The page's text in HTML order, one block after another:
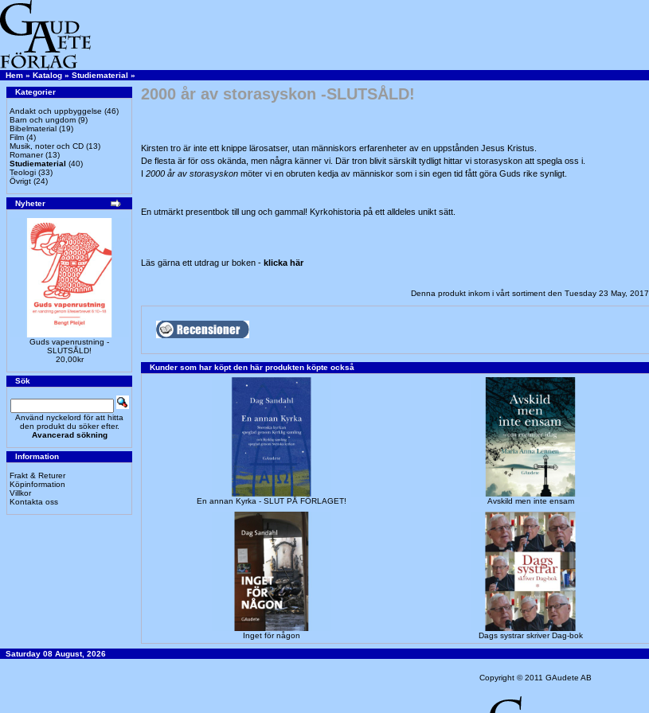
Hem » Katalog » Studiematerial »
Kategorier
Andakt och uppbyggelse (46)
Barn och ungdom (9)
Bibelmaterial (19)
Film (4)
Musik, noter och CD (13)
Romaner(13)
Studiematerial (40)
Teologi (33)
Övrigt (24)
Nyheter
Guds vapenrustning -
SLUTSÅLD!
20,00kr
Sök
Använd nyckelord för att hitta
den produkt du söker efter.
Avancerad sökning
Information
Frakt & Returer
Köpinformation
Villkor
Kontakta oss
2000 år av storasyskon -SLUTSÅLD!
Kirsten tro är inte ett knippe lärosatser, utan människors erfarenheter av en uppstånden Jesus Kristus.
De flesta är för oss okända, men några känner vi. Där tron blivit särskilt tydligt hittar vi storasyskon att spegla oss i.
I 2000 år av storasyskon möter vi en obruten kedja av människor som i sin egen tid fått göra Guds rike synligt.
En utmärkt presentbok till ung och gammal! Kyrkohistoria på ett alldeles unikt sätt.
Läs gärna ett utdrag ur boken - klicka här
Denna produkt inkom i vårt sortiment den Tuesday 23 May, 2017.
Kunder som har köpt den här produkten köpte också
En annan Kyrka - SLUT PÅ FÖRLAGET! Avskild men inte ensam
Inget för någon Dags systrar skriver Dag-bok
Saturday 08 August, 2026
Copyright © 2011 GAudete AB